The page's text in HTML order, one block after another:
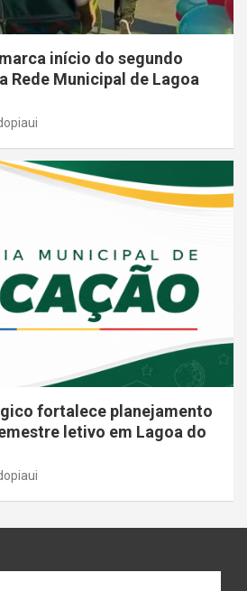
início do segundo
Rede Municipal de Lagoa
fortalece planejamento
letivo em Lagoa do